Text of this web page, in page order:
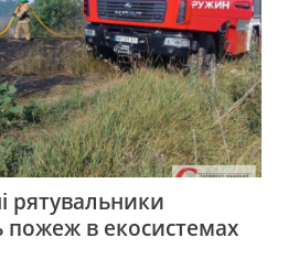
пожеж в екосистемах